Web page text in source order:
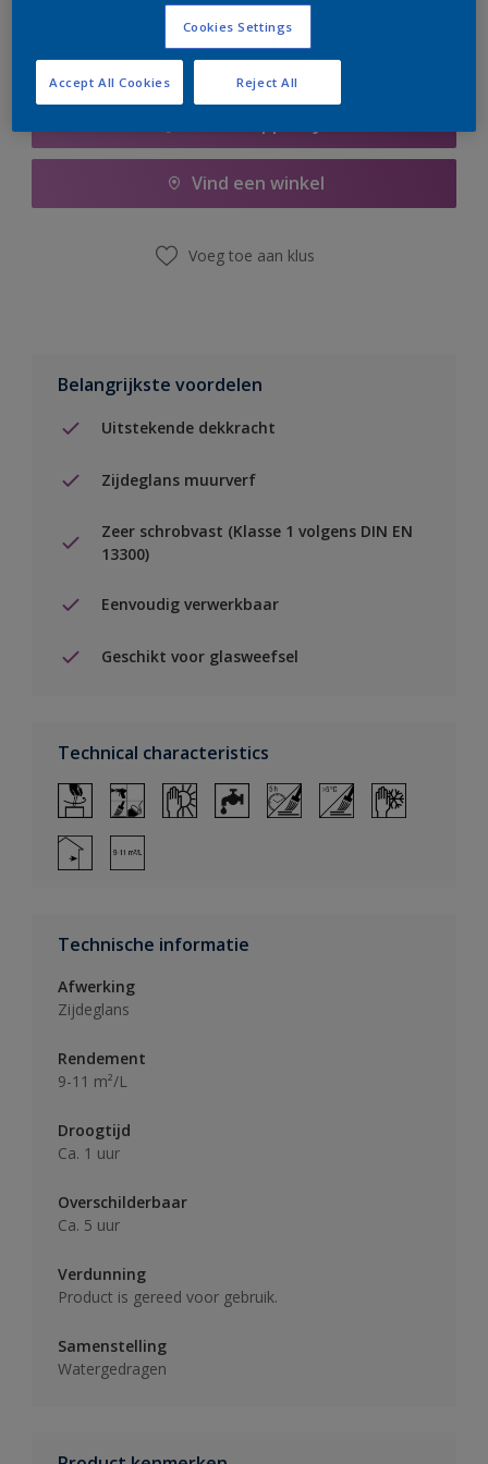
Vind een winkel
Voeg toe aan klus
Belangrijkste voordelen
Uitstekende dekkracht
Zijdeglans muurverf
Zeer schrobvast (Klasse 1 volgens DIN EN
13300)
Eenvoudig verwerkbaar
Geschikt voor glasweefsel
Technical characteristics
Technische informatie
Afwerking
Zijdeglans
Rendement
9-11 m²/L
Droogtijd
Ca. 1 uur
Overschilderbaar
Ca. 5 uur
Verdunning
Product is gereed voor gebruik.
Samenstelling
Watergedragen
Cookies Settings
Reject All
Accept All Cookies